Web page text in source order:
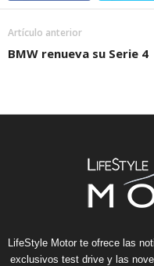
Artículo anterior
BMW renueva su Serie 4
LifeStyle Motor te ofrece las
exclusivos test drive y las